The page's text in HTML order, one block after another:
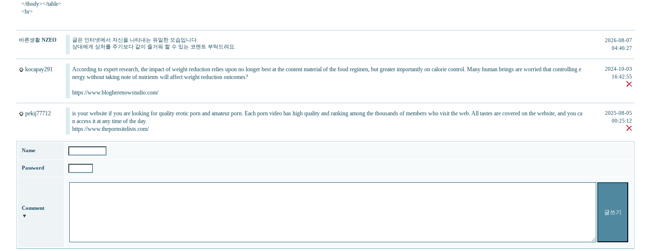
</tbody></table>
<br>
vianews
료
만
아
랭
안
코
강
직
바른생활 NZEO
글은 인터넷에서 자신을 나타내는 유일한 모습입니다.
상대에게 상처를 주기보다 같이 즐거워 할 수 있는 코멘트 부탁드려요.
2026-08-07
04:46:27
kocapay291
According to expert research, the impact of weight reduction relies upon no longer best at the content material of the food regimen, but greater importantly on calorie control. Many human beings are worried that controlling e
nergy without taking note of nutrients will affect weight reduction outcomes?
https://www.blogherenowstudio.com/
2024-10-03
16:42:55
pekij77712
is your website if you are looking for quality erotic porn and amateur porn. Each porn video has high quality and ranking among the thousands of members who visit the web. All tastes are covered on the website, and you ca
n access it at any time of the day.
https://www.thepornsitelists.com/
2025-08-05
00:25:12
Name
Password
Comment
▼